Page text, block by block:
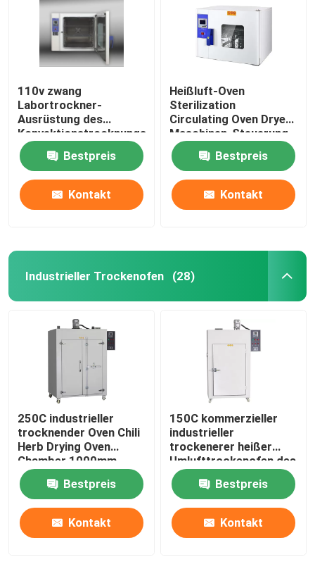
110v zwang
Labortrockner-
Ausrüstung des
Konvektionstrocknungs-
Ofen-60Hz
thermostatische
Bestpreis
Kontakt
Heißluft-Oven
Sterilization
Circulating Oven Dryer-
Maschinen-Steuerung
DHG
Bestpreis
Kontakt
Industrieller Trockenofen (28)
250C industrieller
trocknender Oven Chili
Herb Drying Oven
Chamber 1000mm
Bestpreis
Kontakt
150C kommerzieller
industrieller
trockenerer heißer
Umlufttrockenofen des
Ofen-5kw
Bestpreis
Kontakt